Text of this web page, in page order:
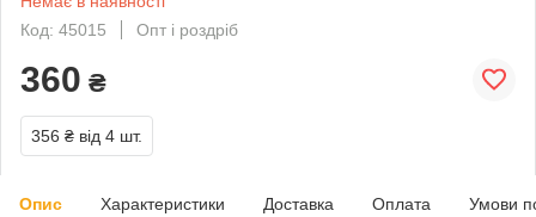
Код: 45015
Опт і роздріб
360 ₴
356 ₴ від 4 шт.
Опис Характеристики Доставка Оплата Умови